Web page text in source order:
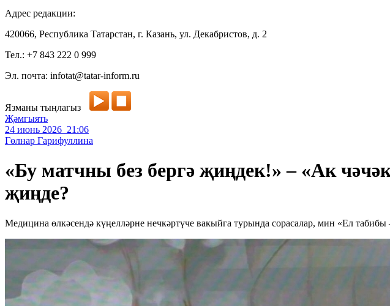
Адрес редакции:
420066, Республика Татарстан, г. Казань, ул. Декабристов, д. 2
Тел.: +7 843 222 0 999
Эл. почта: infotat@tatar-inform.ru
Язманы тыңлагыз
Җәмгыять
24 июнь 2026 21:06
Гөлнар Гарифуллина
«Бу матчны без бергә җиңдек!» – «Ак
җиңде?
Медицина өлкәсендә күңелләрне нечкәртүче вакыйга турында сорасалар, мин «Ел